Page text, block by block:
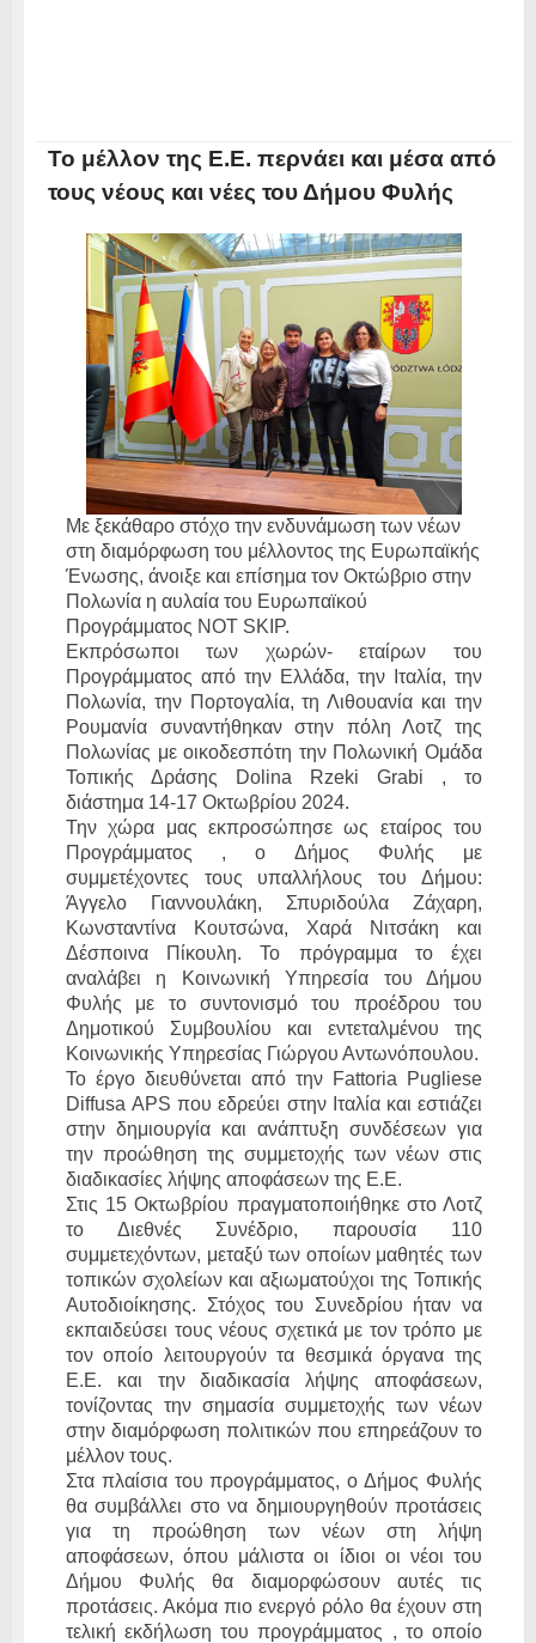
Το μέλλον της Ε.Ε. περνάει και μέσα από
τους νέους και νέες του Δήμου Φυλής
Με ξεκάθαρο στόχο την ενδυνάμωση των νέων
στη διαμόρφωση του μέλλοντος της Ευρωπαϊκής
Ένωσης, άνοιξε και επίσημα τον Οκτώβριο στην
Πολωνία η αυλαία του Ευρωπαϊκού
Προγράμματος NOT SKIP.
Εκπρόσωποι των χωρών- εταίρων του
Προγράμματος από την Ελλάδα, την Ιταλία, την
Πολωνία, την Πορτογαλία, τη Λιθουανία και την
Ρουμανία συναντήθηκαν στην πόλη Λοτζ της
Πολωνίας με οικοδεσπότη την Πολωνική Ομάδα
Τοπικής Δράσης
Dolina Rzeki Grabi , το
διάστημα 14-17 Οκτωβρίου 2024.
Την χώρα μας εκπροσώπησε ως εταίρος του
Προγράμματος , ο Δήμος Φυλής με
συμμετέχοντες τους υπαλλήλους του Δήμου:
Άγγελο Γιαννουλάκη, Σπυριδούλα Ζάχαρη,
Κωνσταντίνα Κουτσώνα, Χαρά Νιτσάκη και
Δέσποινα Πίκουλη. Το πρόγραμμα το έχει
αναλάβει η Κοινωνική Υπηρεσία του Δήμου
Φυλής με το συντονισμό του προέδρου του
Δημοτικού Συμβουλίου και εντεταλμένου της
Κοινωνικής Υπηρεσίας Γιώργου Αντωνόπουλου.
Το έργο διευθύνεται από την Fattoria
Pugliese
Diffusa APS που εδρεύει στην Ιταλία και εστιάζει
στην δημιουργία και ανάπτυξη συνδέσεων για
την προώθηση της συμμετοχής των νέων στις
διαδικασίες λήψης αποφάσεων της Ε.Ε.
Στις 15 Οκτωβρίου πραγματοποιήθηκε στο Λοτζ
το Διεθνές Συνέδριο, παρουσία 110
συμμετεχόντων, μεταξύ των οποίων μαθητές των
τοπικών σχολείων και αξιωματούχοι της Τοπικής
Αυτοδιοίκησης. Στόχος του Συνεδρίου ήταν να
εκπαιδεύσει τους νέους σχετικά με τον τρόπο με
τον οποίο λειτουργούν τα θεσμικά όργανα της
Ε.Ε. και την διαδικασία λήψης αποφάσεων,
τονίζοντας την σημασία συμμετοχής των νέων
στην διαμόρφωση πολιτικών που επηρεάζουν το
μέλλον τους.
Στα πλαίσια του προγράμματος, ο Δήμος Φυλής
θα συμβάλλει στο να δημιουργηθούν προτάσεις
για τη προώθηση των νέων στη λήψη
αποφάσεων, όπου μάλιστα οι ίδιοι οι νέοι του
Δήμου Φυλής θα διαμορφώσουν αυτές τις
προτάσεις. Ακόμα πιο ενεργό ρόλο θα έχουν στη
τελική εκδήλωση του προγράμματος , το οποίο